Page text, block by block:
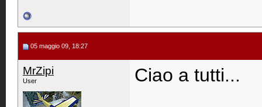
05 maggio 09, 18:27
MrZipi
User Ciao a tutti...